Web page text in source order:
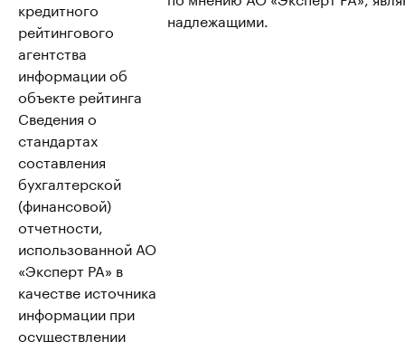
кредитного
рейтингового
агентства
информации об
объекте рейтинга
надлежащими.
Сведения о
стандартах
составления
бухгалтерской
(финансовой)
отчетности,
использованной АО
«Эксперт РА» в
качестве источника
информации при
осуществлении